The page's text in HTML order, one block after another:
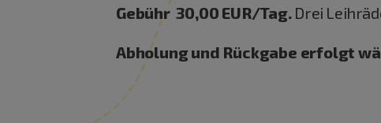
Gebühr 30,00 EUR/Tag. Drei
Abholung und Rückgabe erfolgt